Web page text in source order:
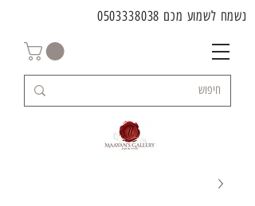
נשמח לשמוע מכם 0503338038